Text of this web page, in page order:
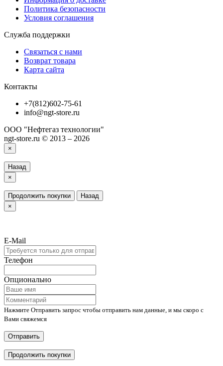
Политика безопасности
Условия соглашения
Служба поддержки
Связаться с нами
Возврат товара
Карта сайта
Контакты
+7(812)602-75-61
info@ngt-store.ru
ООО "Нефтегаз технологии"
ngt-store.ru © 2013 – 2026
×
Назад
×
Продолжить покупки
Назад
×
E-Mail
Телефон
Опционально
Нажмите Отправить запрос чтобы отправить нам данные, и мы скоро с
Вами свяжемся
Отправить
Продолжить покупки